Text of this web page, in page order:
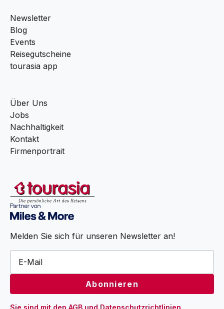
Newsletter
Blog
Events
Reisegutscheine
tourasia app
Über Uns
Jobs
Nachhaltigkeit
Kontakt
Firmenportrait
Melden Sie sich für unseren Newsletter an!